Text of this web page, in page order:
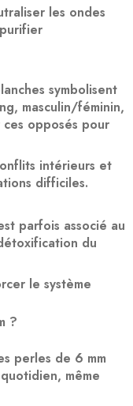
les ondes
symbolisent
masculin/féminin,
opposés pour
intérieurs et
difficiles.
parfois associé au
du
le système
?
perles de 6 mm
même